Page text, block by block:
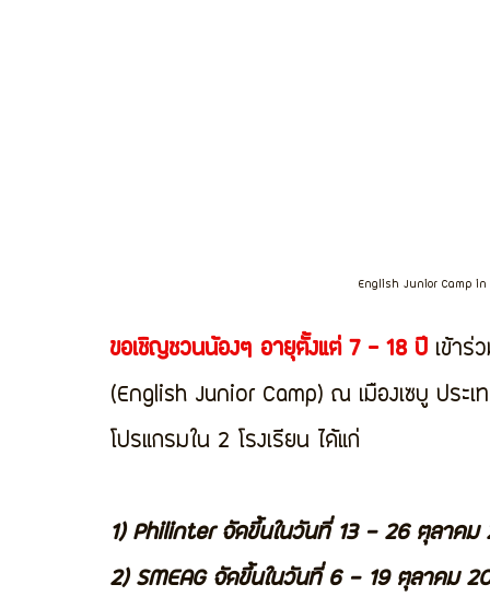
English Junior Camp in
ขอเชิญชวนน้องๆ อายุตั้งแต่ 7 - 18 ปี เข้าร่
(English Junior Camp) ณ เมืองเซบู ประ
โปรแกรมใน 2 โรงเรียน ได้แก่
1) Philinter จัดขึ้นในวันที่ 13 - 26 ตุลาคม
2) SMEAG จัดขึ้นในวันที่ 6 - 19 ตุลาคม